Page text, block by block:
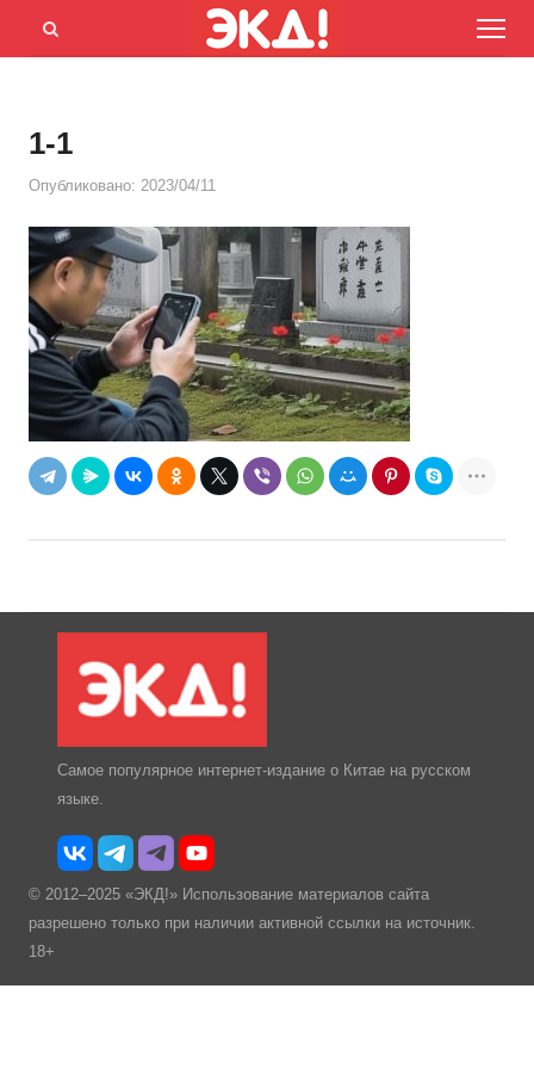
Menu
Открыть
1-1
Опубликовано: 2023/04/11
Самое популярное интернет-издание о Китае на русском
языке.
© 2012–2025 «ЭКД!» Использование материалов сайта
разрешено только при наличии активной ссылки на источник.
18+